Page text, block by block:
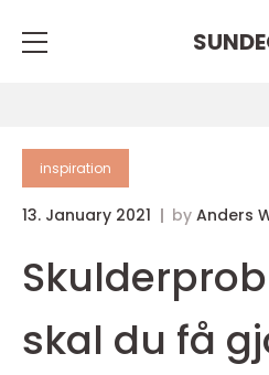
inspiration
13. January 2021 by Anders
skal du få